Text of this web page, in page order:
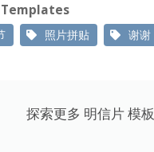
照片拼贴 谢谢
探索更多 明信片 模板